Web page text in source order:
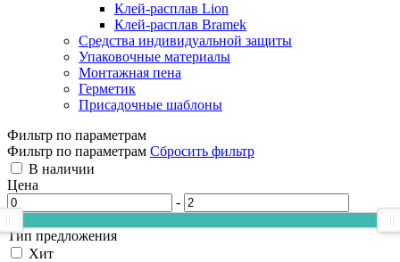
Клей-расплав Lion
Клей-расплав Bramek
Средства индивидуальной защиты
Упаковочные материалы
Монтажная пена
Герметик
Присадочные шаблоны
Фильтр по параметрам
Фильтр по параметрам Сбросить фильтр
В наличии
Цена
-
Тип предложения
Хит